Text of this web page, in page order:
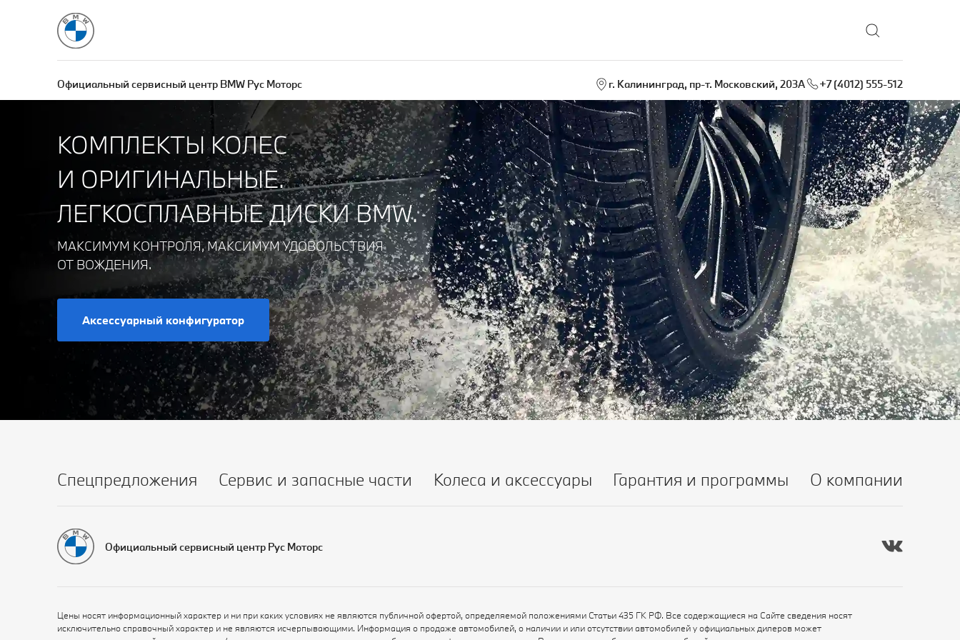
Официальный сервисный центр BMW Рус Моторс г. Калининград, пр-т. Московский, 203А +7 (4012) 555-512
КОМПЛЕКТЫ КОЛЕС
И ОРИГИНАЛЬНЫЕ.
ЛЕГКОСПЛАВНЫЕ ДИСКИ BMW.
МАКСИМУМ КОНТРОЛЯ, МАКСИМУМ УДОВОЛЬСТВИЯ
ОТ ВОЖДЕНИЯ.
Аксессуарный конфигуратор
Спецпредложения Сервис и запасные части Колеса и аксессуары Гарантия и программы О компании
Официальный сервисный центр Рус Моторс
Цены носят информационный характер и ни при каких условиях не являются публичной офертой, определяемой положениями Статьи 435 ГК РФ. Все содержащиеся на Сайте сведения носят
исключительно справочный характер и не являются исчерпывающими. Информация о продаже автомобилей, о наличии и или отсутствии автомобилей у официальных дилеров может